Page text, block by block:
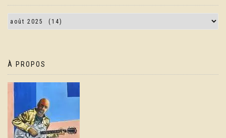
À PROPOS